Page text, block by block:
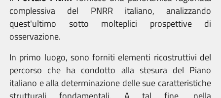
complessiva del PNRR italiano, analizzando
quest'ultimo sotto molteplici prospettive di
osservazione.
In primo luogo, sono forniti elementi ricostruttivi del
percorso che ha condotto alla stesura del Piano
italiano e alla determinazione delle sue caratteristiche